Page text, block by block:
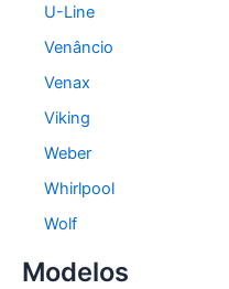
U-Line
Venâncio
Venax
Viking
Weber
Whirlpool
Wolf
Modelos